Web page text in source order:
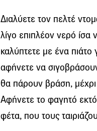
Διαλύετε τον πελτέ
λίγο επιπλέον νερό
καλύπτετε με ένα πιάτο
αφήνετε να
θα πάρουν βράση, μέχρι
Αφήνετε το φαγητό
φέτα, που τους